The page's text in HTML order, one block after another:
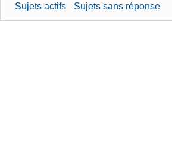
Devenir membre
Sujets actifs Sujets sans réponse